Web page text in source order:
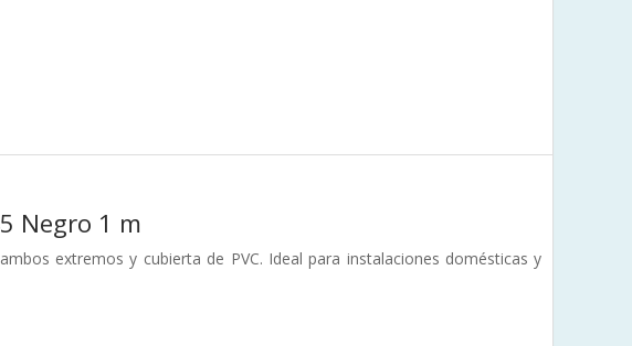
Negro 1 m
extremos y cubierta de PVC. Ideal para instalaciones domésticas y